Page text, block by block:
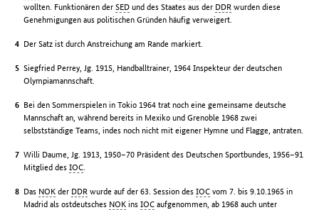
wollten. Funktionären derSED und des Staates aus der DDR wurden diese
Genehmigungen aus politischen Gründen häufig verweigert.
Der Satz ist durch Anstreichung am Rande markiert.
Siegfried Perrey, Jg. 1915, Handballtrainer, 1964 Inspekteur der deutschen
Olympiamannschaft.
Bei den Sommerspielen in Tokio 1964 trat noch eine gemeinsame deutsche
Mannschaft an, während bereits in Mexiko und Grenoble 1968 zwei
selbstständige Teams, indes noch nicht mit eigener Hymne und Flagge, antraten.
Willi Daume, Jg. 1913, 1950–70 Präsident des Deutschen Sportbundes, 1956–91
Mitglied desIOC
Das NOK der DDR wurde auf der 63. Session desIOC vom 7. bis 9.10.1965 in
Madrid als ostdeutsches NOK insIOC aufgenommen, ab 1968 auch unter